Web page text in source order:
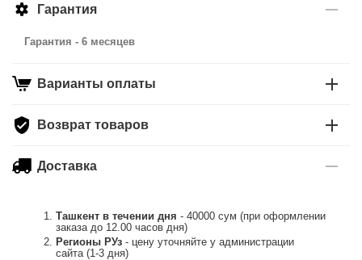
Гарантия
Гарантия - 6 месяцев
Варианты оплаты
Возврат товаров
Доставка
Ташкент в течении дня - 40000 сум (при оформлении
заказа до 12.00 часов дня)
Регионы РУз - цену уточняйте у администрации
сайта (1-3 дня)